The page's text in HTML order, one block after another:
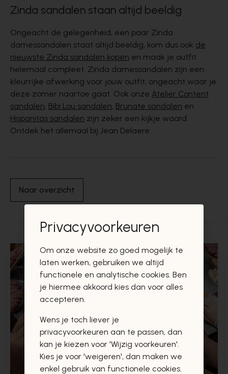
Zinda sandalen staan altijd beeldig
Ongeacht de gelegenheid, een paar Zinda
damessandalen staat altijd beeldig, kom dus ook de
nieuwste Zinda sandalen kopen en maak je outfit
helemaal compleet. Zinda damessandalen zijn een
kleurrijke afwerking voor jouw outfit, ongeacht waar je
deze zomer naartoe gaat. Ook onze Atelier Content
sandalen, Bibi Lou sandalen, Brunate sandalen en
Hispanitas sandalen zijn zeker een kijkje waard.
Ontdek het allemaal bij Jean Delaere.
Naar overzicht
Privacyvoorkeuren
Om onze website zo goed mogelijk te
laten werken, gebruiken we altijd
functionele en analytische cookies. Ben
je hiermee akkoord kies dan voor alles
accepteren.
Wens je toch liever je
privacyvoorkeuren aan te passen, dan
kan je kiezen voor 'Wijzig voorkeuren'.
Kies je voor 'weigeren', dan maken we
enkel gebruik van functionele cookies.